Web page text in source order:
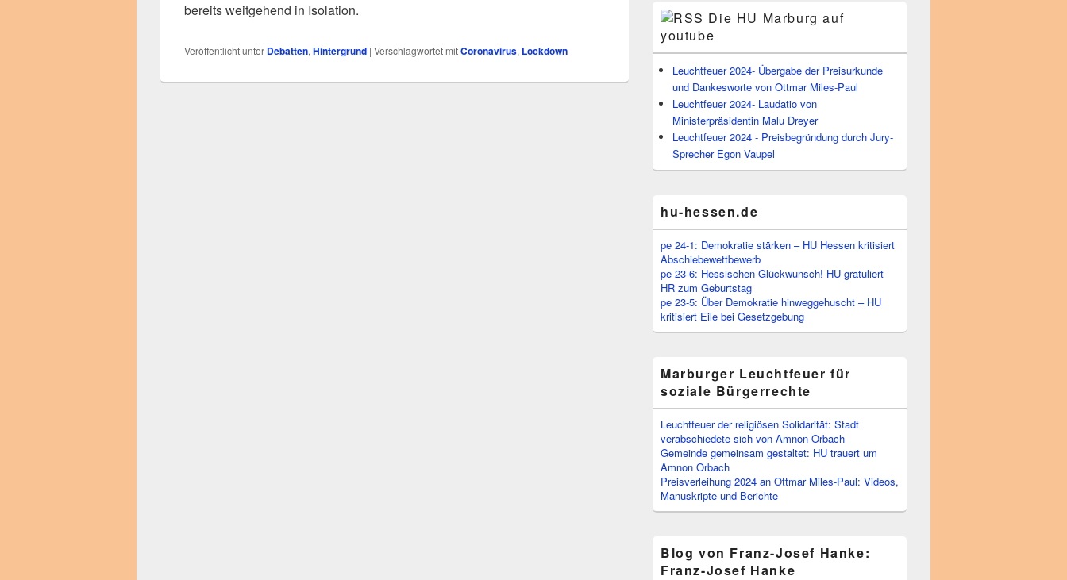
bereits weitgehend in Isolation.
Veröffentlicht unter Debatten, Hintergrund | Verschlagwortet mitCoronavirus, Lockdown
Die HU Marburg auf
youtube
Leuchtfeuer 2024- Übergabe der Preisurkunde
und Dankesworte von Ottmar Miles-Paul
Leuchtfeuer 2024- Laudatio von
Ministerpräsidentin Malu Dreyer
Leuchtfeuer 2024 - Preisbegründung durch Jury-
Sprecher Egon Vaupel
hu-hessen.de
pe 24-1: Demokratie stärken – HU Hessen kritisiert
Abschiebewettbewerb
pe 23-6: Hessischen Glückwunsch! HU gratuliert
HR zum Geburtstag
pe 23-5: Über Demokratie hinweggehuscht – HU
kritisiert Eile bei Gesetzgebung
Marburger Leuchtfeuer für
soziale Bürgerrechte
Leuchtfeuer der religiösen Solidarität: Stadt
verabschiedete sich von Amnon Orbach
Gemeinde gemeinsam gestaltet: HU trauert um
Amnon Orbach
Preisverleihung 2024 an Ottmar Miles-Paul: Videos,
Manuskripte und Berichte
Blog von Franz-Josef Hanke:
Franz-Josef Hanke